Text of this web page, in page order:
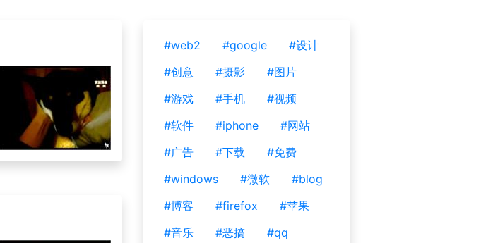
#web2 #google
#设计
#创意
#摄影
#图片
#游戏
#手机
#视频
#软件
#iphone
#网站
#广告
#下载
#免费
#windows
#微软
#blog
#博客
#firefox
#苹果
#音乐
#恶搞
#qq